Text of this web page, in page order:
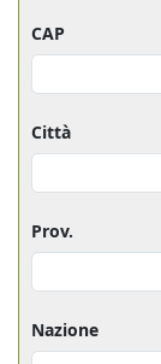
CAP
Città
Prov.
Nazione